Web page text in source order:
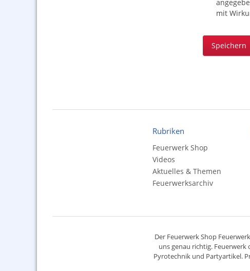
mit
Speichern
Rubriken
Feuerwerk Shop
Videos
Aktuelles & Themen
Feuerwerksarchiv
Der Feuerwerk Shop
uns genau richtig. Feuerwerk
Pyrotechnikund Partyartikel.